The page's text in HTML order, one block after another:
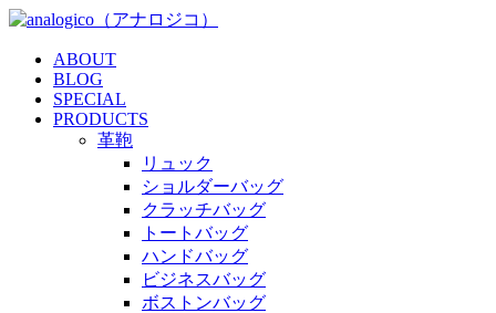
ABOUT
BLOG
SPECIAL
PRODUCTS
革鞄
リュック
ショルダーバッグ
クラッチバッグ
トートバッグ
ハンドバッグ
ビジネスバッグ
ボストンバッグ